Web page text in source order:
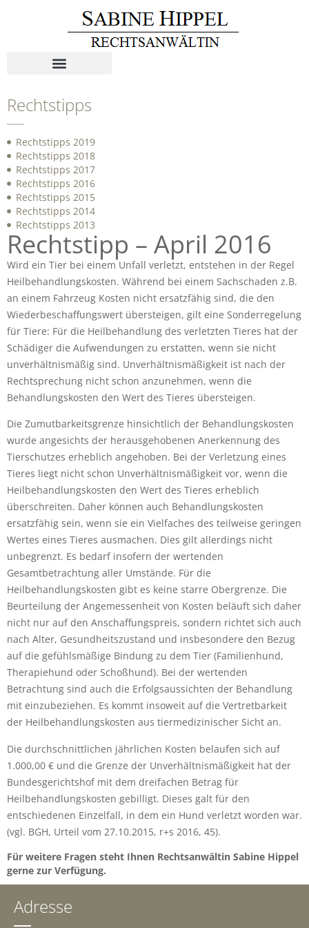
Rechtstipps
Rechtstipps 2019
Rechtstipps 2018
Rechtstipps 2017
Rechtstipps 2016
Rechtstipps 2015
Rechtstipps 2014
Rechtstipps 2013
Rechtstipp – April 2016
Wird ein Tier bei einem Unfall verletzt, entstehen in der Regel
Heilbehandlungskosten. Während bei einem Sachschaden z.B.
an einem Fahrzeug Kosten nicht ersatzfähig sind, die den
Wiederbeschaffungswert übersteigen, gilt eine Sonderregelung
für Tiere: Für die Heilbehandlung des verletzten Tieres hat der
Schädiger die Aufwendungen zu erstatten, wenn sie nicht
unverhältnismäßig sind. Unverhältnismäßigkeit ist nach der
Rechtsprechung nicht schon anzunehmen, wenn die
Behandlungskosten den Wert des Tieres übersteigen.
Die Zumutbarkeitsgrenze hinsichtlich der Behandlungskosten
wurde angesichts der herausgehobenen Anerkennung des
Tierschutzes erheblich angehoben. Bei der Verletzung eines
Tieres liegt nicht schon Unverhältnismäßigkeit vor, wenn die
Heilbehandlungskosten den Wert des Tieres erheblich
überschreiten. Daher können auch Behandlungskosten
ersatzfähig sein, wenn sie ein Vielfaches des teilweise geringen
Wertes eines Tieres ausmachen. Dies gilt allerdings nicht
unbegrenzt. Es bedarf insofern der wertenden
Gesamtbetrachtung aller Umstände. Für die
Heilbehandlungskosten gibt es keine starre Obergrenze. Die
Beurteilung der Angemessenheit von Kosten beläuft sich daher
nicht nur auf den Anschaffungspreis, sondern richtet sich auch
nach Alter, Gesundheitszustand und insbesondere den Bezug
auf die gefühlsmäßige Bindung zu dem Tier (Familienhund,
Therapiehund oder Schoßhund). Bei der wertenden
Betrachtung sind auch die Erfolgsaussichten der Behandlung
mit einzubeziehen. Es kommt insoweit auf die Vertretbarkeit
der Heilbehandlungskosten aus tiermedizinischer Sicht an.
Die durchschnittlichen jährlichen Kosten belaufen sich auf
1.000,00 € und die Grenze der Unverhältnismäßigkeit hat der
Bundesgerichtshof mit dem dreifachen Betrag für
Heilbehandlungskosten gebilligt. Dieses galt für den
entschiedenen Einzelfall, in dem ein Hund verletzt worden war.
(vgl. BGH, Urteil vom 27.10.2015, r+s 2016, 45).
Für weitere Fragen steht Ihnen Rechtsanwältin Sabine Hippel
gerne zur Verfügung.
Adresse